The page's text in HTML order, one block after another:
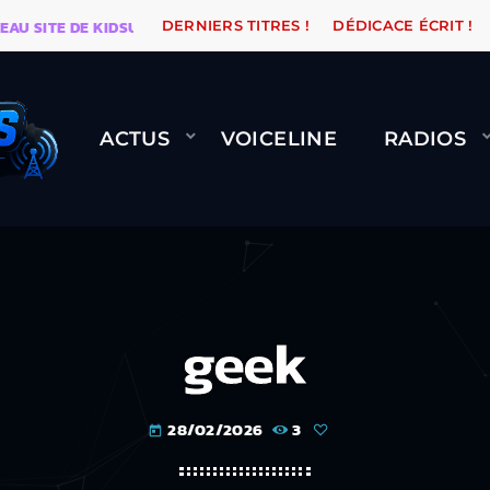
DE KIDSUNE WARÉTRO ORANGE ROAD QUI
DERNIERS TITRES ! DÉDICACE ÉCRIT !
ACTUS VOICELINE RADIOS
geek
today 28/02/2026 3